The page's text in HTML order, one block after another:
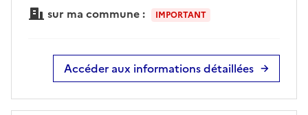
sur ma commune : IMPORTANT
Accéder aux informations détaillées